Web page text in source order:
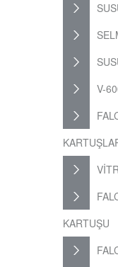
V-
KARTUŞU